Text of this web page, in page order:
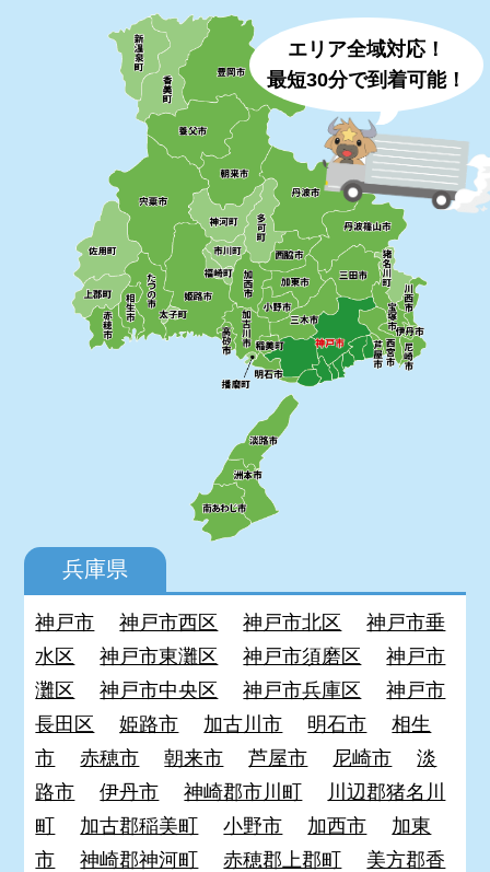
エリア全域対応！
最短30分で到着可能！
兵庫県
神戸市 神戸市西区 神戸市北区
神戸市垂
水区
神戸市東灘区 神戸市須磨区
神戸市
灘区
神戸市中央区 神戸市兵庫区
神戸市
長田区
姫路市 加古川市 明石市
相生
市
赤穂市 朝来市 芦屋市 尼崎市
淡
路市
伊丹市 神崎郡市川町
川辺郡猪名川
町
加古郡稲美町 小野市 加西市
加東
市
神崎郡神河町 赤穂郡上郡町
美方郡香